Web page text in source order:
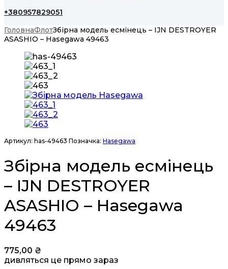
+380957829051
ГоловнаФлотЗбірна модель есмінець – IJN DESTROYER
ASASHIO – Hasegawa 49463
Артикул: has-49463 Позначка: Hasegawa
Збірна модель есмінець
– IJN DESTROYER
ASASHIO – Hasegawa
49463
775,00 ₴
дивляться це прямо зараз